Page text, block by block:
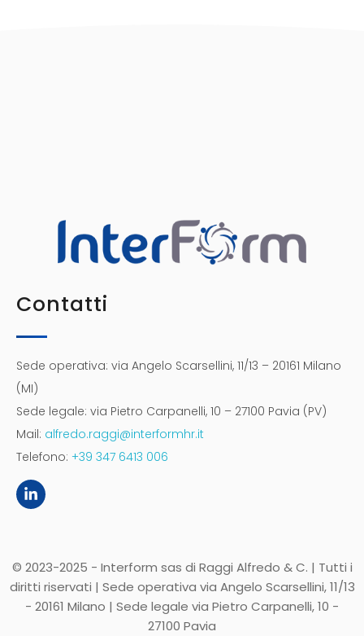
Contatti
Sede operativa: via Angelo Scarsellini, 11/13 – 20161 Milano
(MI)
Sede legale: via Pietro Carpanelli, 10 – 27100 Pavia (PV)
Mail: alfredo.raggi@interformhr.it
Telefono: +39 347 6413 006
© 2023-2025 - Interform sas di Raggi Alfredo & C. | Tutti i
diritti riservati | Sede operativa via Angelo Scarsellini, 11/13
- 20161 Milano | Sede legale via Pietro Carpanelli, 10 -
27100 Pavia